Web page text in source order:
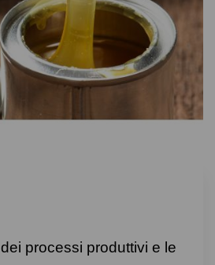
processi produttivi e le